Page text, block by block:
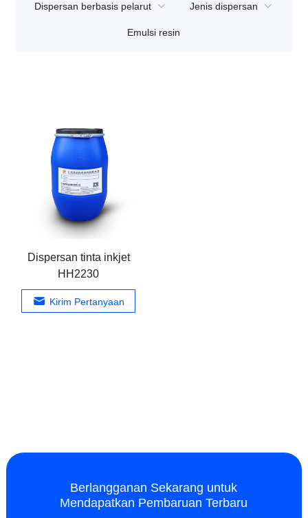
Dispersan berbasis pelarut Jenis dispersan
Emulsi resin
Dispersan tinta inkjet
HH2230
Kirim Pertanyaan
Berlangganan Sekarang untuk
Mendapatkan Pembaruan Terbaru